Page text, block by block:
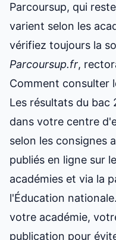
Parcoursup, qui
varient selon les
vérifiez toujours la
Parcoursup.fr,
Comment consulter
Les résultats du
dans votre centre
selon les consignes
publiés en ligne sur
académies et via la
l'Éducation
votre académie,
publication pour